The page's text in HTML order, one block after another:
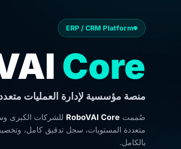
ERP / CRM Platform
Core
منصة مؤسسية لإدارة العمليات
صُممت RoboVAI Core للشركات الكبرى
بالكامل.